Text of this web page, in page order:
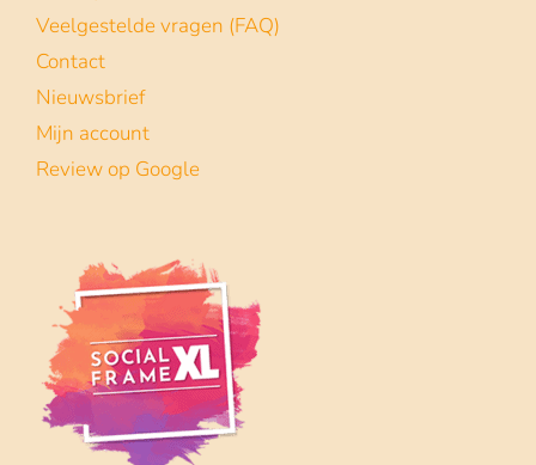
Veelgestelde vragen (FAQ)
Contact
Nieuwsbrief
Mijn account
Review op Google